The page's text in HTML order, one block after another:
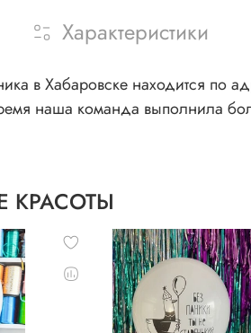
Характеристики
в Хабаровске находится по
наша команда выполнила
КРАСОТЫ